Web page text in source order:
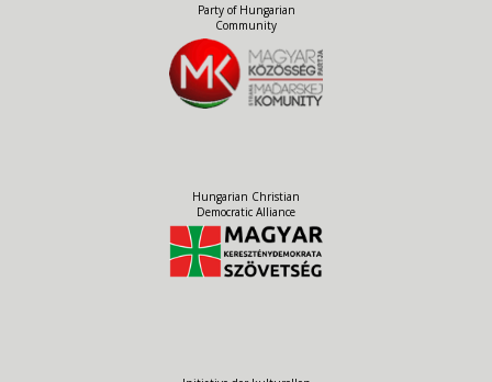
Party of Hungarian
Community
Hungarian Christian
Democratic Alliance